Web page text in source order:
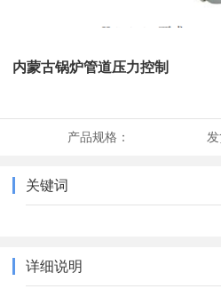
内蒙古锅炉管道压力控制
产品规格：
关键词
详细说明